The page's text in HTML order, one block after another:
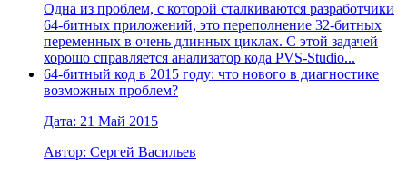
Одна из проблем, с которой сталкиваются разработчики
64-битных приложений, это переполнение 32-битных
переменных в очень длинных циклах. С этой задачей
хорошо справляется анализатор кода PVS-Studio...
64-битный код в 2015 году: что нового в диагностике
возможных проблем?
Дата: 21 Май 2015
Автор: Сергей Васильев